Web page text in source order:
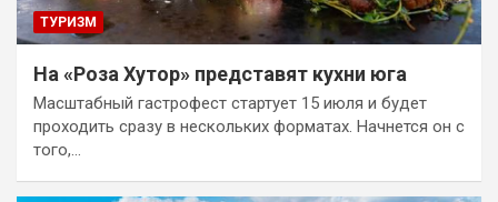
ТУРИЗМ
На «Роза Хутор» представят кухни юга
Масштабный гастрофест стартует 15 июля и будет
проходить сразу в нескольких форматах. Начнется он с
того,…